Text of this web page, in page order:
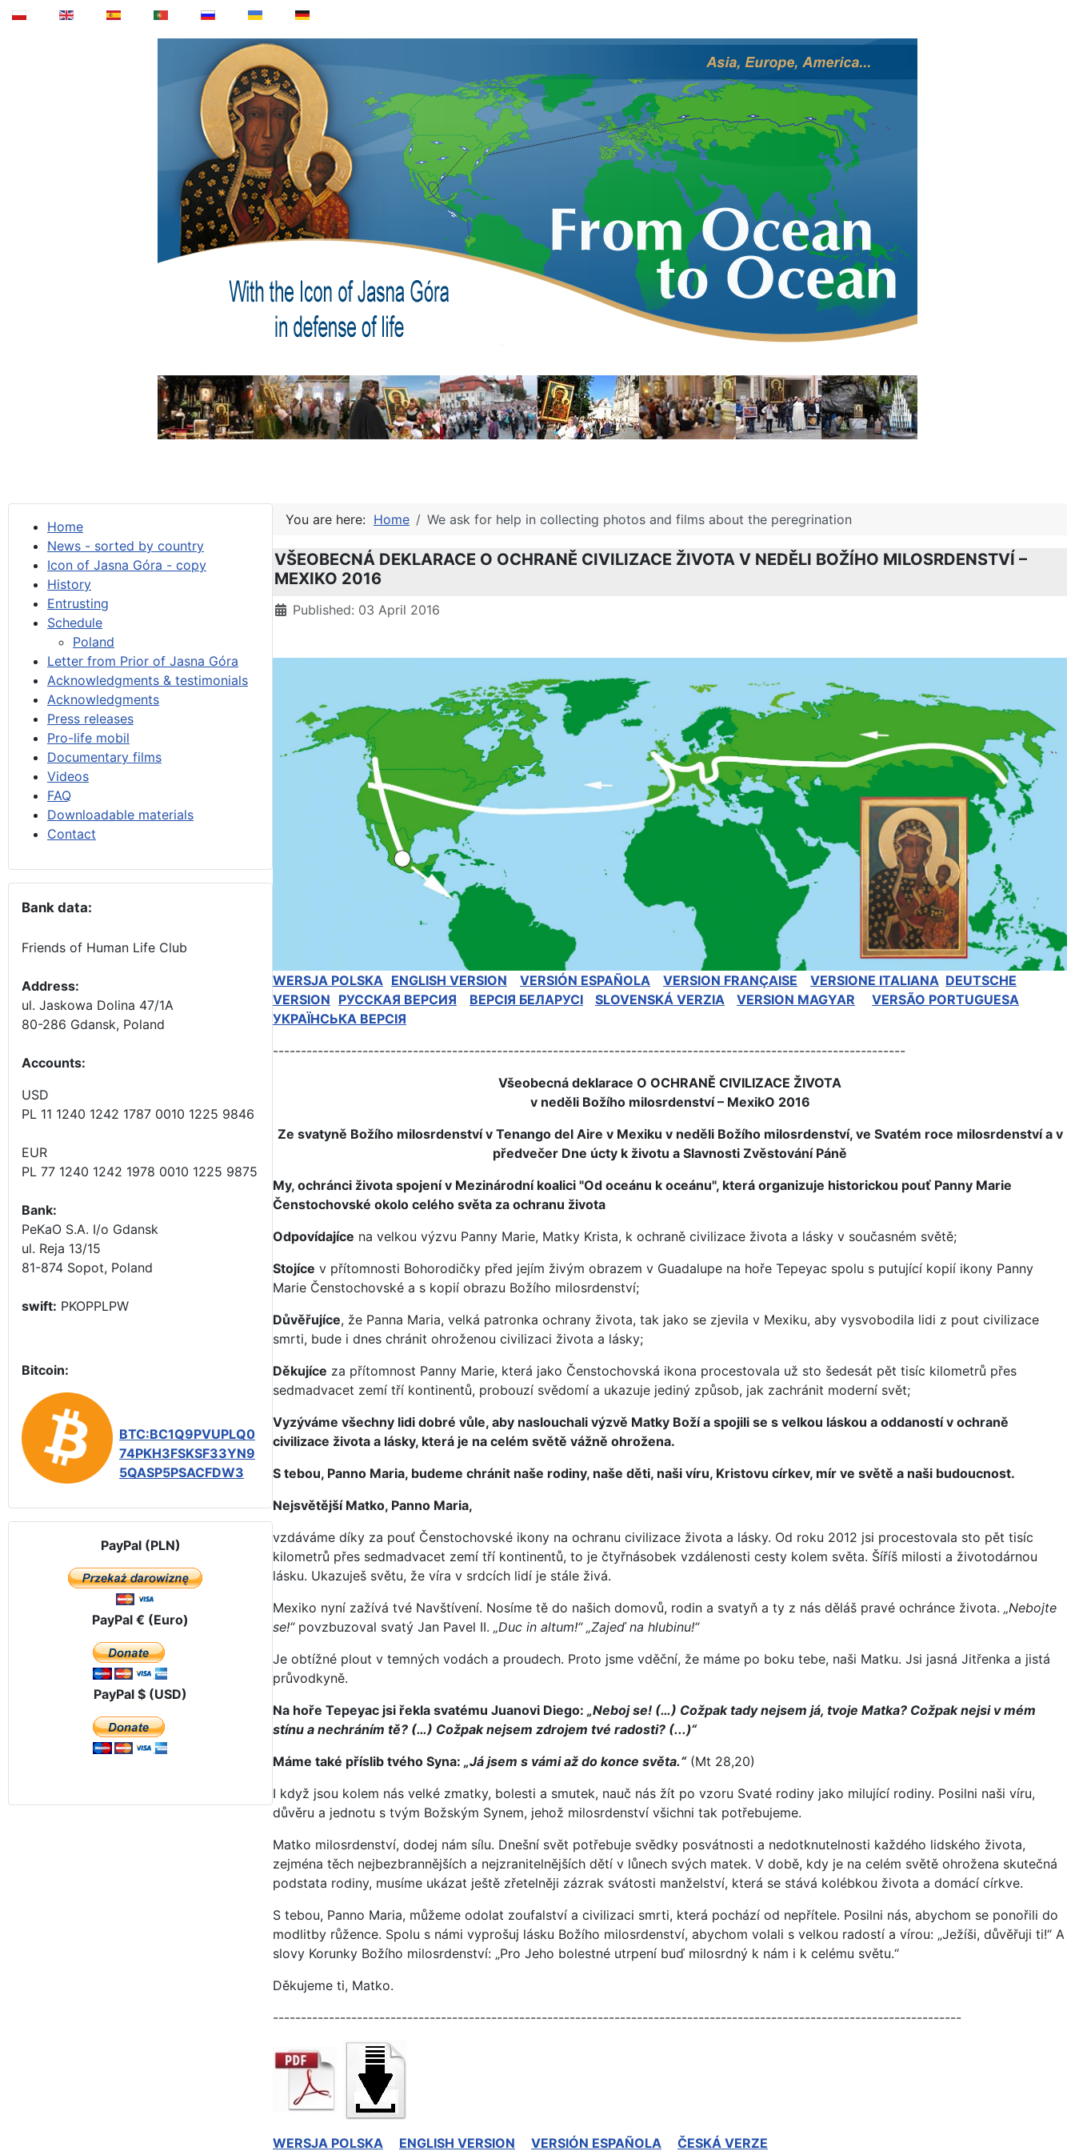
Home
News - sorted by country
Icon of Jasna Góra - copy
History
Entrusting
Schedule
Poland
Letter from Prior of Jasna Góra
Acknowledgments & testimonials
Acknowledgments
Press releases
Pro-life mobil
Documentary films
Videos
FAQ
Downloadable materials
Contact
Bank data:
Friends of Human Life Club
Address:
ul. Jaskowa Dolina 47/1A
80-286 Gdansk, Poland
Accounts:
USD
PL 11 1240 1242 1787 0010 1225 9846
EUR
PL 77 1240 1242 1978 0010 1225 9875
Bank:
PeKaO S.A. I/o Gdansk
ul. Reja 13/15
81-874 Sopot, Poland
swift: PKOPPLPW
Bitcoin:
BTC:BC1Q9PVUPLQ0
74PKH3FSKSF33YN9
5QASP5PSACFDW3
PayPal (PLN)
PayPal € (Euro)
PayPal $ (USD)
You are here: Home We ask for help in collecting photos and films about the peregrination
VŠEOBECNÁ DEKLARACE O OCHRANĚ CIVILIZACE ŽIVOTA V NEDĚLI BOŽÍHO MILOSRDENSTVÍ –
MEXIKO 2016
DetailsPublished: 03 April 2016
WERSJA POLSKA ENGLISH VERSION VERSIÓN ESPAÑOLA VERSION FRANÇAISE VERSIONE ITALIANA DEUTSCHE
VERSION РУССКАЯ BЕРСИЯ BEPCIЯ БЕЛАРУСІ SLOVENSKÁ VERZIA VERSION MAGYAR
VERSÃO PORTUGUESA
УКРАЇНСЬКА ВЕРСІЯ
-----------------------------------------------------------------------------------------------------------------
Všeobecná deklarace O OCHRANĚ CIVILIZACE ŽIVOTA
v neděli Božího milosrdenství– MexikO 2016
Ze svatyně Božího milosrdenství v Tenango del Aire v Mexiku v neděli Božího milosrdenství, ve Svatém roce milosrdenství a v
předvečer Dne úcty k životu a Slavnosti Zvěstování Páně
My, ochránci života spojení v Mezinárodní koalici "Od oceánu k oceánu", která organizuje historickou pouť Panny Marie
Čenstochovské okolo celého světa za ochranu života
Odpovídajíce na velkou výzvu Panny Marie, Matky Krista, k ochraně civilizace života a lásky v současném světě;
Stojíce v přítomnosti Bohorodičky před jejím živým obrazem v Guadalupe na hoře Tepeyac spolu s putující kopií ikony Panny
Marie Čenstochovské a s kopií obrazu Božího milosrdenství;
Důvěřujíce, že Panna Maria, velká patronka ochrany života, tak jako se zjevila v Mexiku, aby vysvobodila lidi z pout civilizace
smrti, bude i dnes chránit ohroženou civilizaci života a lásky;
Děkujíce za přítomnost Panny Marie, která jako Čenstochovská ikona procestovala už sto šedesát pět tisíc kilometrů přes
sedmadvacet zemí tří kontinentů, probouzí svědomí a ukazuje jediný způsob, jak zachránit moderní svět;
Vyzýváme všechny lidi dobré vůle, aby naslouchali výzvě Matky Boží a spojili se s velkou láskou a oddaností v ochraně
civilizace života a lásky, která je na celém světě vážně ohrožena.
S tebou, Panno Maria, budeme chránit naše rodiny, naše děti, naši víru, Kristovu církev, mír ve světě a naši budoucnost.
Nejsvětější Matko, Panno Maria,
vzdáváme díky za pouť Čenstochovské ikony na ochranu civilizace života a lásky. Od roku 2012 jsi procestovala sto pět tisíc
kilometrů přes sedmadvacet zemí tří kontinentů, to je čtyřnásobek vzdálenosti cesty kolem světa. Šíříš milosti a životodárnou
lásku. Ukazuješ světu, že víra v srdcích lidí je stále živá.
Mexiko nyní zažívá tvé Navštívení. Nosíme tě do našich domovů, rodin a svatyň a ty z nás děláš pravé ochránce života. „Nebojte
se!“povzbuzoval svatý Jan Pavel II. „Duc in altum!“ „Zajeď na hlubinu!“
Je obtížné plout v temných vodách a proudech. Proto jsme vděční, že máme po boku tebe, naši Matku. Jsi jasná Jitřenka a jistá
průvodkyně.
Na hoře Tepeyac jsi řekla svatému Juanovi Diego: „Neboj se! (…) Cožpak tady nejsem já, tvoje Matka? Cožpak nejsi v mém
stínu a nechráním tě? (…) Cožpak nejsem zdrojem tvé radosti? (...)“
Máme také příslib tvého Syna: „Já jsem s vámi až do konce světa.“(Mt 28,20)
I když jsou kolem nás velké zmatky, bolesti a smutek, nauč nás žít po vzoru Svaté rodiny jako milující rodiny. Posilni naši víru,
důvěru a jednotu s tvým Božským Synem, jehož milosrdenství všichni tak potřebujeme.
Matko milosrdenství, dodej nám sílu. Dnešní svět potřebuje svědky posvátnosti a nedotknutelnosti každého lidského života,
zejména těch nejbezbrannějších a nejzranitelnějších dětí v lůnech svých matek. V době, kdy je na celém světě ohrožena skutečná
podstata rodiny, musíme ukázat ještě zřetelněji zázrak svátosti manželství, která se stává kolébkou života a domácí církve.
S tebou, Panno Maria, můžeme odolat zoufalství a civilizaci smrti, která pochází od nepřítele. Posilni nás, abychom se ponořili do
modlitby růžence. Spolu s námi vyprošuj lásku Božího milosrdenství, abychom volali s velkou radostí a vírou: „Ježíši, důvěřuji ti!“ A
slovy Korunky Božího milosrdenství: „Pro Jeho bolestné utrpení buď milosrdný k nám i k celému světu.“
Děkujeme ti, Matko.
---------------------------------------------------------------------------------------------------------------------------
WERSJA POLSKA ENGLISH VERSION VERSIÓN ESPAÑOLA
ČESKÁ VERZE